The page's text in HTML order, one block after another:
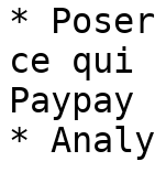
*
ce qui
Paypay
*